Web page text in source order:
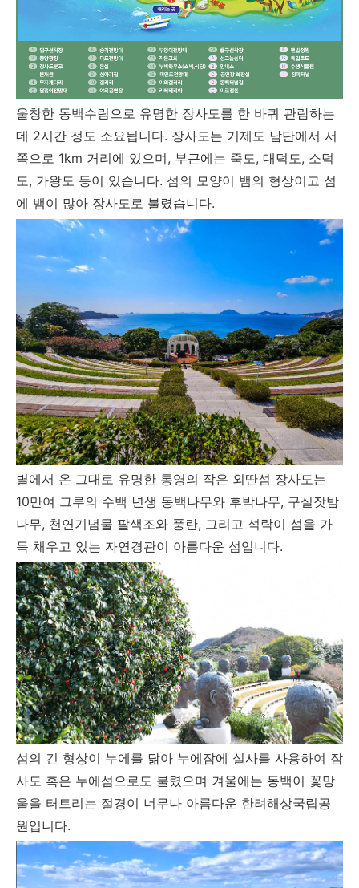
울창한 동백수림으로 유명한 장사도를 한 바퀴 관람하는
데 2시간 정도 소요됩니다. 장사도는 거제도 남단에서 서
쪽으로 1km 거리에 있으며, 부근에는 죽도, 대덕도, 소덕
도, 가왕도 등이 있습니다. 섬의 모양이 뱀의 형상이고 섬
에 뱀이 많아 장사도로 불렸습니다.
별에서 온 그대로 유명한 통영의 작은 외딴섬 장사도는
10만여 그루의 수백 년생 동백나무와 후박나무, 구실잣밤
나무, 천연기념물 팔색조와 풍란, 그리고 석락이 섬을 가
득 채우고 있는 자연경관이 아름다운 섬입니다.
섬의 긴 형상이 누에를 닮아 누에잠에 실사를 사용하여 잠
사도 혹은 누에섬으로도 불렸으며 겨울에는 동백이 꽃망
울을 터트리는 절경이 너무나 아름다운 한려해상국립공
원입니다.